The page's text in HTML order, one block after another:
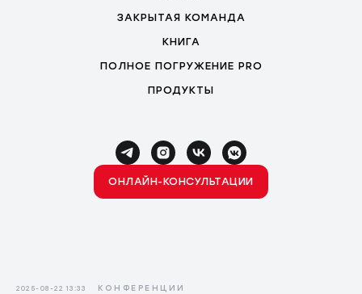
ЗАКРЫТАЯ КОМАНДА
КНИГА
ПОЛНОЕ ПОГРУЖЕНИЕ PRO
ПРОДУКТЫ
ОНЛАЙН-КОНСУЛЬТАЦИИ
2025-08-22 13:33 КОНФЕРЕНЦИИ